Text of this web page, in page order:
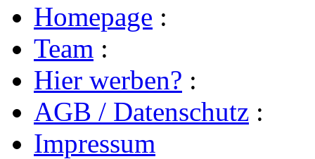
Homepage :
Team :
Hier werben? :
AGB / Datenschutz :
Impressum